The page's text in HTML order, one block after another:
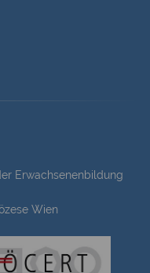
Erwachsenenbildung
Wien